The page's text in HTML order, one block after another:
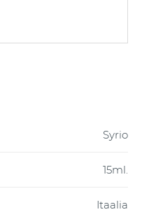
Syrio
15ml.
Itaalia